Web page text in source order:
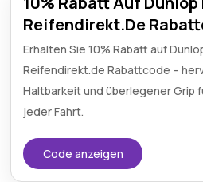
Reifendirekt.De
Erhalten Sie 10% Rabatt auf
Reifendirekt.de Rabattcode –
Haltbarkeit und überlegener Grip
jeder Fahrt.
Code anzeigen